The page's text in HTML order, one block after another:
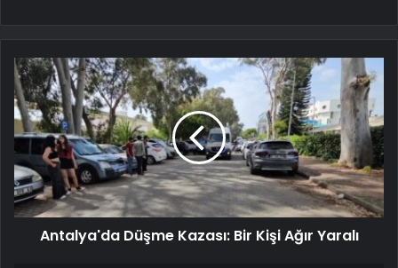
Antalya'da Düşme Kazası: Bir Kişi Ağır Yaralı